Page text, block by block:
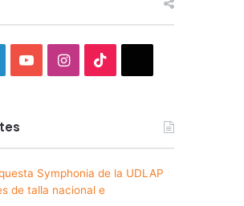
YouTubeInstagram
Symphonia de la UDLAP
de talla nacional e